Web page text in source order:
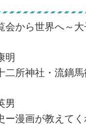
会から世界へ～
明
二所神社・流鏑
男
ー漫画が教えて